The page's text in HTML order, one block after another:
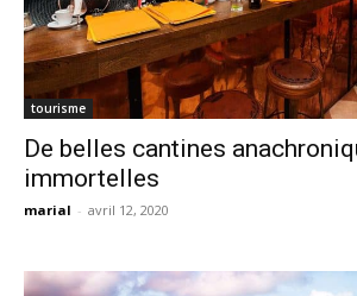
tourisme
De belles cantines
immortelles
marial - avril 12, 2020